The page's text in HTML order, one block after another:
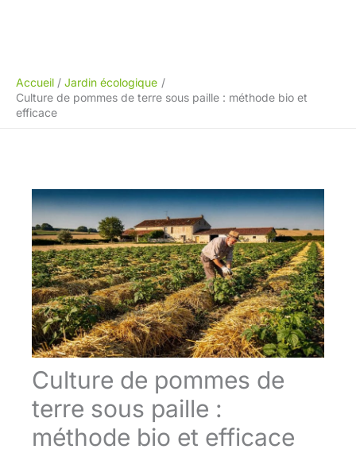
Accueil
Jardin écologique
Culture de pommes de terre sous paille : méthode bio et
efficace
Culture de pommes de
terre sous paille :
méthode bio et efficace